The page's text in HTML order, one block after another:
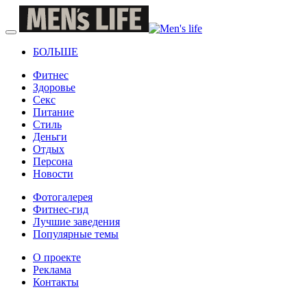
БОЛЬШЕ
Фитнес
Здоровье
Секс
Питание
Стиль
Деньги
Отдых
Персона
Новости
Фотогалерея
Фитнес-гид
Лучшие заведения
Популярные темы
О проекте
Реклама
Контакты